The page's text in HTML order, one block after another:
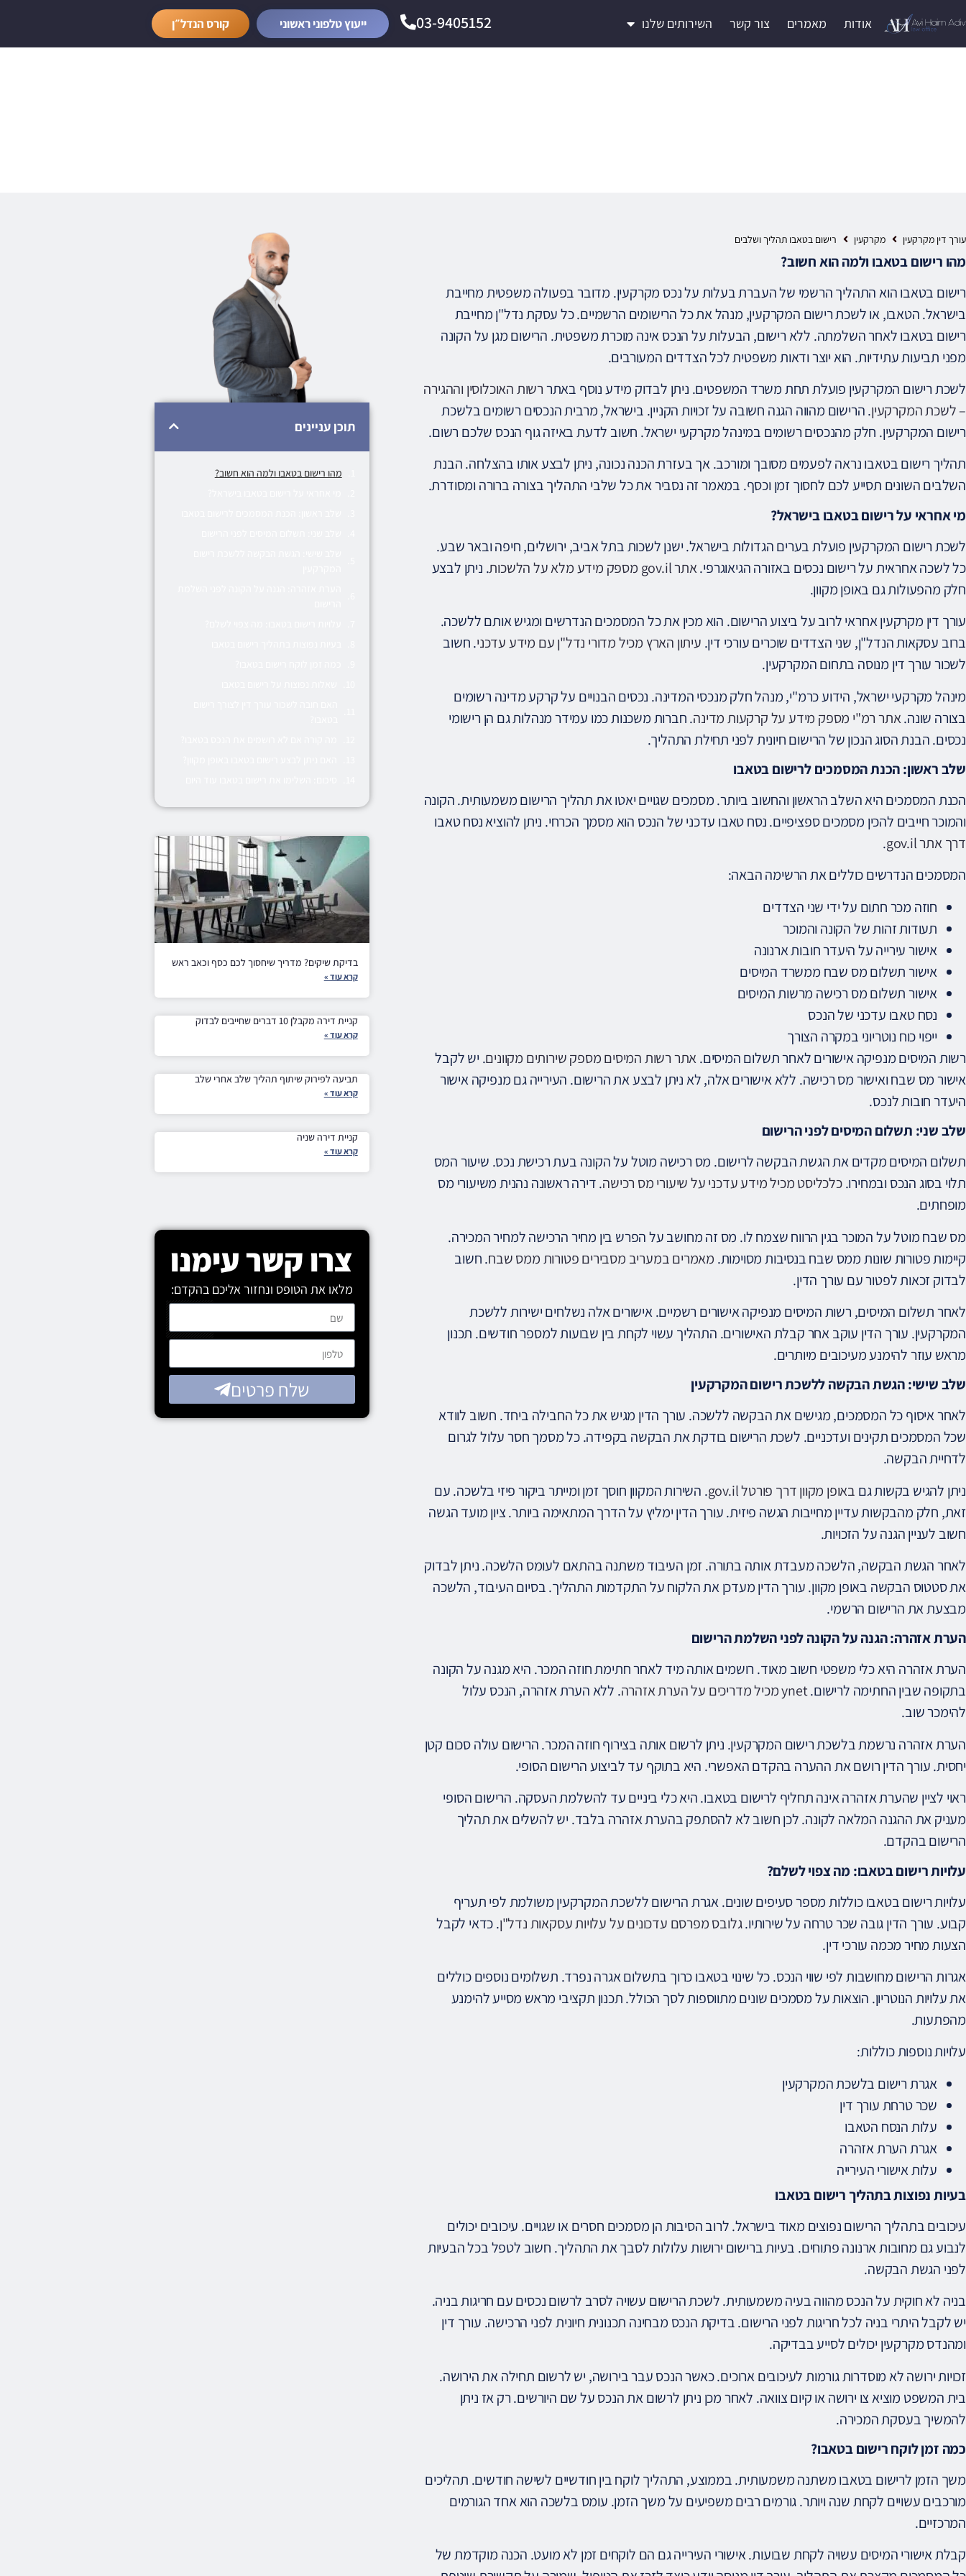
אודות מאמרים צור קשר השירותים שלנו 03-9405152 ייעוץ טלפוני ראשוני קורס הנדל״ן
עורך דין מקרקעין מקרקעין רישום בטאבו תהליך ושלבים
מהו רישום בטאבו ולמה הוא חשוב?
רישום בטאבו הוא התהליך הרשמי של העברת בעלות על נכס מקרקעין. מדובר בפעולה משפטית מחייבת
בישראל. הטאבו, או לשכת רישום המקרקעין, מנהל את כל הרישומים הרשמיים. כל עסקת נדל"ן מחייבת
רישום בטאבו לאחר השלמתה. ללא רישום, הבעלות על הנכס אינה מוכרת משפטית. הרישום מגן על הקונה
מפני תביעות עתידיות. הוא יוצר ודאות משפטית לכל הצדדים המעורבים.
לשכת רישום המקרקעין פועלת תחת משרד המשפטים. ניתן לבדוק מידע נוסף באתררשות האוכלוסין וההגירה
– לשכת המקרקעין. הרישום מהווה הגנה חשובה על זכויות הקניין. בישראל, מרבית הנכסים רשומים בלשכת
רישום המקרקעין. חלק מהנכסים רשומים במינהל מקרקעי ישראל. חשוב לדעת באיזה גוף הנכס שלכם רשום.
תהליך רישום בטאבו נראה לפעמים מסובך ומורכב. אך בעזרת הכנה נכונה, ניתן לבצע אותו בהצלחה. הבנת
השלבים השונים תסייע לכם לחסוך זמן וכסף. במאמר זה נסביר את כל שלבי התהליך בצורה ברורה ומסודרת.
מי אחראי על רישום בטאבו בישראל?
לשכת רישום המקרקעין פועלת בערים הגדולות בישראל. ישנן לשכות בתל אביב, ירושלים, חיפה ובאר שבע.
כל לשכה אחראית על רישום נכסים באזורה הגיאוגרפי.אתר gov.il מספק מידע מלא על הלשכות
. ניתן לבצע
חלק מהפעולות גם באופן מקוון.
עורך דין מקרקעין אחראי לרוב על ביצוע הרישום. הוא מכין את כל המסמכים הנדרשים ומגיש אותם ללשכה.
ברוב עסקאות הנדל"ן, שני הצדדים שוכרים עורכי דין. עיתון הארץ מכיל מדורי נדל"ן עם מידע עדכני. חשוב
לשכור עורך דין מנוסה בתחום המקרקעין.
מינהל מקרקעי ישראל, הידוע כרמ"י, מנהל חלק מנכסי המדינה. נכסים הבנויים על קרקע מדינה רשומים
בצורה שונה.אתר רמ"י מספק מידע על קרקעות מדינה. חברות משכנות כמו עמידר מנהלות גם הן רישומי
נכסים. הבנת הסוג הנכון של הרישום חיונית לפני תחילת התהליך.
שלב ראשון: הכנת המסמכים לרישום בטאבו
הכנת המסמכים היא השלב הראשון והחשוב ביותר. מסמכים שגויים יאטו את תהליך הרישום משמעותית. הקונה
והמוכר חייבים להכין מסמכים ספציפיים. נסח טאבו עדכני של הנכס הוא מסמך הכרחי. ניתן להוציא נסח טאבו
דרך אתר gov.il
.
המסמכים הנדרשים כוללים את הרשימה הבאה:
חוזה מכר חתום על ידי שני הצדדים
תעודות זהות של הקונה והמוכר
אישור עירייה על היעדר חובות ארנונה
אישור תשלום מס שבח ממשרד המיסים
אישור תשלום מס רכישה מרשות המיסים
נסח טאבו עדכני של הנכס
ייפוי כוח נוטריוני במקרה הצורך
רשות המיסים מנפיקה אישורים לאחר תשלום המיסים.אתר רשות המיסים מספק שירותים מקוונים. יש לקבל
אישור מס שבח ואישור מס רכישה. ללא אישורים אלה, לא ניתן לבצע את הרישום. העירייה גם מנפיקה אישור
היעדר חובות לנכס.
שלב שני: תשלום המיסים לפני הרישום
תשלום המיסים מקדים את הגשת הבקשה לרישום. מס רכישה מוטל על הקונה בעת רכישת נכס. שיעור המס
תלוי בסוג הנכס ובמחירו.כלכליסט מכיל מידע עדכני על שיעורי מס רכישה. דירה ראשונה נהנית משיעורי מס
מופחתים.
מס שבח מוטל על המוכר בגין הרווח שצמח לו. מס זה מחושב על הפרש בין מחיר הרכישה למחיר המכירה.
קיימות פטורות שונות ממס שבח בנסיבות מסוימות. מאמרים במעריב מסבירים פטורות ממס שבח. חשוב
לבדוק זכאות לפטור עם עורך הדין.
לאחר תשלום המיסים, רשות המיסים מנפיקה אישורים רשמיים. אישורים אלה נשלחים ישירות ללשכת
המקרקעין. עורך הדין עוקב אחר קבלת האישורים. התהליך עשוי לקחת בין שבועות למספר חודשים. תכנון
מראש עוזר להימנע מעיכובים מיותרים.
שלב שישי: הגשת הבקשה ללשכת רישום המקרקעין
לאחר איסוף כל המסמכים, מגישים את הבקשה ללשכה. עורך הדין מגיש את כל החבילה ביחד. חשוב לוודא
שכל המסמכים תקינים ועדכניים. לשכת הרישום בודקת את הבקשה בקפידה. כל מסמך חסר עלול לגרום
לדחיית הבקשה.
ניתן להגיש בקשות גם באופן מקוון דרך פורטל gov.il
. השירות המקוון חוסך זמן ומייתר ביקור פיזי בלשכה. עם
זאת, חלק מהבקשות עדיין מחייבות הגשה פיזית. עורך הדין ימליץ על הדרך המתאימה ביותר. ציון מועד הגשה
חשוב לעניין הגנה על הזכויות.
לאחר הגשת הבקשה, הלשכה מעבדת אותה בתורה. זמן העיבוד משתנה בהתאם לעומס הלשכה. ניתן לבדוק
את סטטוס הבקשה באופן מקוון. עורך הדין מעדכן את הלקוח על התקדמות התהליך. בסיום העיבוד, הלשכה
מבצעת את הרישום הרשמי.
הערת אזהרה: הגנה על הקונה לפני השלמת הרישום
הערת אזהרה היא כלי משפטי חשוב מאוד. רושמים אותה מיד לאחר חתימת חוזה המכר. היא מגנה על הקונה
בתקופה שבין החתימה לרישום.ynet מכיל מדריכים על הערת אזהרה
. ללא הערת אזהרה, הנכס עלול
להימכר שוב.
הערת אזהרה נרשמת בלשכת רישום המקרקעין. ניתן לרשום אותה בצירוף חוזה המכר. הרישום עולה סכום קטן
יחסית. עורך הדין רושם את ההערה בהקדם האפשרי. היא בתוקף עד לביצוע הרישום הסופי.
ראוי לציין שהערת אזהרה אינה תחליף לרישום בטאבו. היא כלי ביניים עד להשלמת העסקה. הרישום הסופי
מעניק את ההגנה המלאה לקונה. לכן חשוב לא להסתפק בהערת אזהרה בלבד. יש להשלים את תהליך
הרישום בהקדם.
עלויות רישום בטאבו: מה צפוי לשלם?
עלויות רישום בטאבו כוללות מספר סעיפים שונים. אגרת הרישום ללשכת המקרקעין משולמת לפי תעריף
קבוע. עורך הדין גובה שכר טרחה על שירותיו.גלובס מפרסם עדכונים על עלויות עסקאות נדל"ן. כדאי לקבל
הצעות מחיר מכמה עורכי דין.
אגרות הרישום מחושבות לפי שווי הנכס. כל שינוי בטאבו כרוך בתשלום אגרה נפרד. תשלומים נוספים כוללים
את עלויות הנוטריון. הוצאות על מסמכים שונים מתווספות לסך הכולל. תכנון תקציבי מראש מסייע להימנע
מהפתעות.
עלויות נוספות כוללות:
אגרת רישום בלשכת המקרקעין
שכר טרחת עורך דין
עלות הנסח הטאבו
אגרת הערת אזהרה
עלות אישורי העירייה
בעיות נפוצות בתהליך רישום בטאבו
עיכובים בתהליך הרישום נפוצים מאוד בישראל. לרוב הסיבות הן מסמכים חסרים או שגויים. עיכובים יכולים
לנבוע גם מחובות ארנונה פתוחים. בעיות ברישום ירושות עלולות לסבך את התהליך. חשוב לטפל בכל הבעיות
לפני הגשת הבקשה.
בניה לא חוקית על הנכס מהווה בעיה משמעותית. לשכת הרישום עשויה לסרב לרשום נכסים עם חריגות בניה.
יש לקבל היתרי בניה לכל חריגות לפני הרישום. בדיקת הנכס מבחינה תכנונית חיונית לפני הרכישה. עורך דין
ומהנדס מקרקעין יכולים לסייע בבדיקה.
זכויות ירושה לא מוסדרות גורמות לעיכובים ארוכים. כאשר הנכס עבר בירושה, יש לרשום תחילה את הירושה.
בית המשפט מוציא צו ירושה או קיום צוואה. לאחר מכן ניתן לרשום את הנכס על שם היורשים. רק אז ניתן
להמשיך בעסקת המכירה.
כמה זמן לוקח רישום בטאבו?
משך הזמן לרישום בטאבו משתנה משמעותית. בממוצע, התהליך לוקח בין חודשיים לשישה חודשים. תהליכים
מורכבים עשויים לקחת שנה ויותר. גורמים רבים משפיעים על משך הזמן. עומס בלשכה הוא אחד הגורמים
המרכזיים.
קבלת אישורי המיסים עשויה לקחת שבועות. אישורי העירייה גם הם לוקחים זמן לא מועט. הכנה מוקדמת של
תוכן עניינים
מהו רישום בטאבו ולמה הוא חשוב?
בדיקת שיקים? מדריך שיחסוך לכם כסף וכאב ראש
קרא עוד »
קניית דירה מקבלן 10 דברים שחייבים לבדוק
קרא עוד »
תביעה לפירוק שיתוף תהליך שלב אחרי שלב
קרא עוד »
קניית דירה שניה
קרא עוד »
צרו קשר עימנו
מלאו את הטופס ונחזור אליכם בהקדם:
שלח פרטים